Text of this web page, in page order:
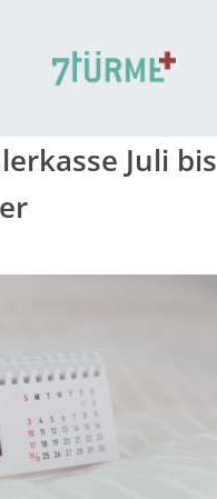
Juli bis